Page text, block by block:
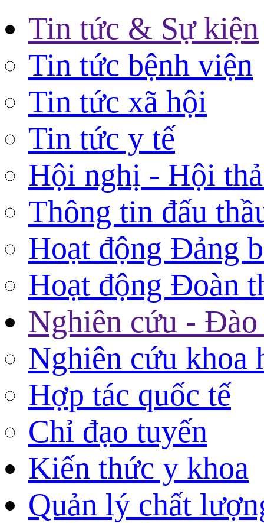
Tin tức & Sự kiện
Tin tức bệnh viện
Tin tức xã hội
Tin tức y tế
Hội nghị - Hội
Thông tin đấu
Hoạt động Đảng
Hoạt động Đoàn
Nghiên cứu - Đào
Nghiên cứu khoa
Hợp tác quốc tế
Chỉ đạo tuyến
Kiến thức y khoa
Quản lý chất